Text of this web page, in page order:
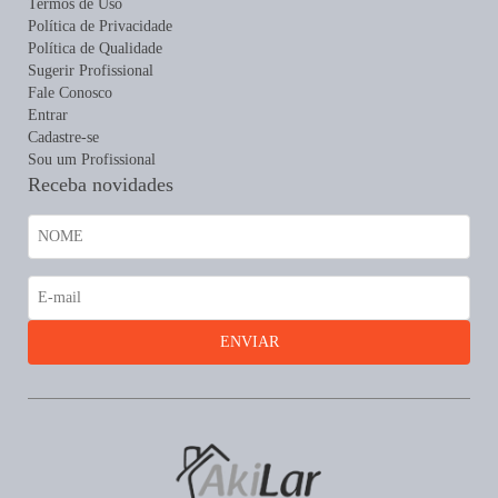
Termos de Uso
Política de Privacidade
Política de Qualidade
Sugerir Profissional
Fale Conosco
Entrar
Cadastre-se
Sou um Profissional
Receba novidades